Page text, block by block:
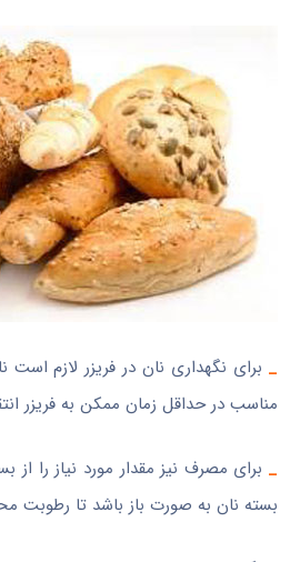
_ برای نگهداری نان در فریزر لازم
مناسب در حداقل زمان ممكن به فریزر
_ برای مصرف نیز مقدار مورد نیاز را
بسته نان به صورت باز باشد تا رطوبت